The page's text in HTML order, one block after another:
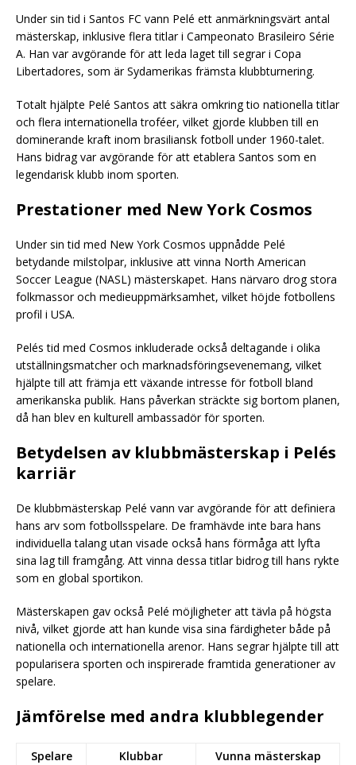
Under sin tid i Santos FC vann Pelé ett anmärkningsvärt antal
mästerskap, inklusive flera titlar i Campeonato Brasileiro Série
A. Han var avgörande för att leda laget till segrar i Copa
Libertadores, som är Sydamerikas främsta klubbturnering.
Totalt hjälpte Pelé Santos att säkra omkring tio nationella titlar
och flera internationella troféer, vilket gjorde klubben till en
dominerande kraft inom brasiliansk fotboll under 1960-talet.
Hans bidrag var avgörande för att etablera Santos som en
legendarisk klubb inom sporten.
Prestationer med New York Cosmos
Under sin tid med New York Cosmos uppnådde Pelé
betydande milstolpar, inklusive att vinna North American
Soccer League (NASL) mästerskapet. Hans närvaro drog stora
folkmassor och medieuppmärksamhet, vilket höjde fotbollens
profil i USA.
Pelés tid med Cosmos inkluderade också deltagande i olika
utställningsmatcher och marknadsföringsevenemang, vilket
hjälpte till att främja ett växande intresse för fotboll bland
amerikanska publik. Hans påverkan sträckte sig bortom planen,
då han blev en kulturell ambassadör för sporten.
Betydelsen av klubbmästerskap i Pelés
karriär
De klubbmästerskap Pelé vann var avgörande för att definiera
hans arv som fotbollsspelare. De framhävde inte bara hans
individuella talang utan visade också hans förmåga att lyfta
sina lag till framgång. Att vinna dessa titlar bidrog till hans rykte
som en global sportikon.
Mästerskapen gav också Pelé möjligheter att tävla på högsta
nivå, vilket gjorde att han kunde visa sina färdigheter både på
nationella och internationella arenor. Hans segrar hjälpte till att
popularisera sporten och inspirerade framtida generationer av
spelare.
Jämförelse med andra klubblegender
Spelare Klubbar
Vunna mästerskap